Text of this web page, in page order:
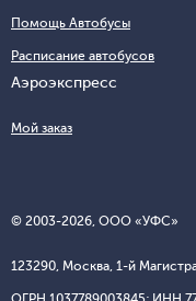
© 2003-2026, ООО «УФС»
123290, Москва, 1-й
Помощь Автобусы
Расписание автобусов
Аэроэкспресс
Мой заказ